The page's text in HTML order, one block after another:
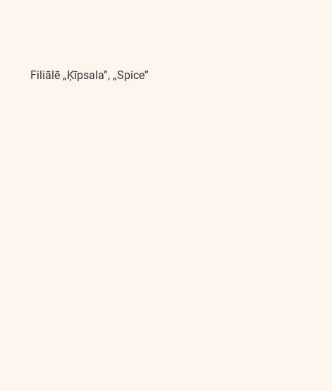
Filiālē „Ķīpsala”, „Spice”